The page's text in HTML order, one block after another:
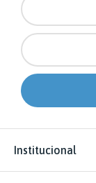
Institucional